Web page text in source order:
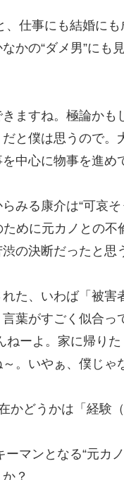
仕事にも結婚にも
かの“ダメ男”にも
ますね。極論かも
と僕は思うので。
中心に物事を進め
みる康介は“可哀
めに元カノとの
の決断だったと思
た、いわば「被害
言葉がすごく似合
ねーよ。家に帰り
。いやぁ、僕じゃ
かどうかは「経験
マンとなる“元カ
？